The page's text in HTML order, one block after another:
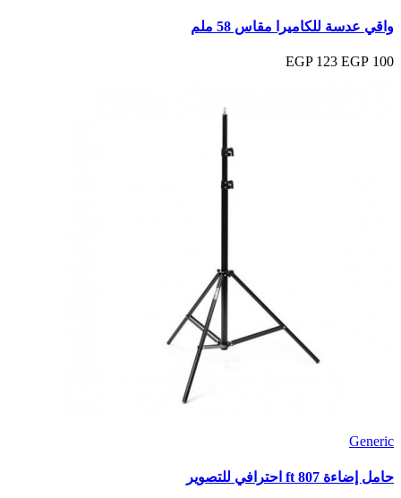
واقي عدسة للكاميرا مقاس 58 ملم
100 EGP
123 EGP
Generic
حامل إضاءة ft 807 احترافي للتصوير